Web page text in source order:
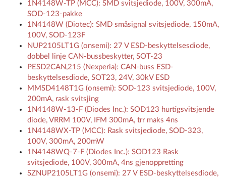
1N4148W-TP (MCC): SMD svitsjediode, 100V, 300mA,
SOD-123-pakke
1N4148W (Diotec): SMD småsignal svitsjediode, 150mA,
100V, SOD-123F
NUP2105LT1G (onsemi): 27 V ESD-beskyttelsesdiode,
dobbel linje CAN-bussbeskytter, SOT-23
PESD2CAN,215 (Nexperia): CAN-buss ESD-
beskyttelsesdiode, SOT23, 24V, 30kV ESD
MMSD4148T1G (onsemi): SOD-123 svitsjediode, 100V,
200mA, rask svitsjing
1N4148W-13-F (Diodes Inc.): SOD123 hurtigsvitsjende
diode, VRRM 100V, IFM 300mA, trr maks 4ns
1N4148WX-TP (MCC): Rask svitsjediode, SOD-323,
100V, 300mA, 200mW
1N4148WQ-7-F (Diodes Inc.): SOD123 Rask
svitsjediode, 100V, 300mA, 4ns gjenoppretting
SZNUP2105LT1G (onsemi): 27 V ESD-beskyttelsesdiode,